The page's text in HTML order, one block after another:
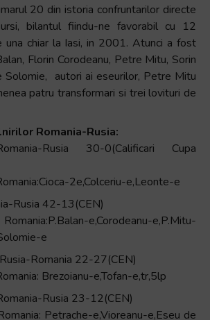
20 din istoria confruntarilor directe
bilantul fiindu-ne favorabil cu 12
una chiar la Iasi, in 2001. Atunci a fost
Florin Corodeanu, Petre Mitu, Sorin
Solomie, autori ai eseurilor, Petre Mitu
patru transformari si trei lovituri de
Romania-Rusia:
Rusia 30-0(Calificari Cupa
2e,Colceriu-e,Leonte-e
Rusia 42-13(CEN)
e,Corodeanu-e,P.Mitu-
e
Romania 22-27(CEN)
Brezoianu-e,Tofan-e,tr,5lp
Rusia 23-12(CEN)
Petrache-e,Vioreanu-e,Eseu de